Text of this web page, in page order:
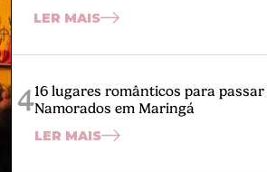
LER MAIS
416 lugares românticos para passar
Namorados em Maringá
LER MAIS